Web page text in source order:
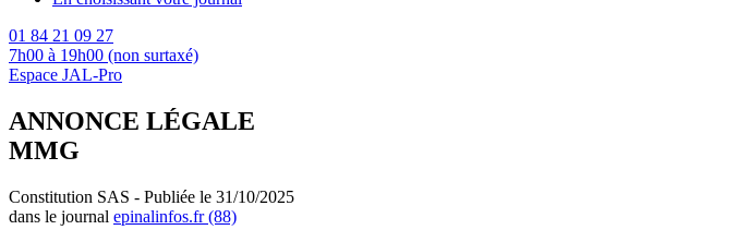
01 84 21 09 27
7h00 à 19h00 (non surtaxé)
Espace JAL-Pro
ANNONCE LÉGALE
MMG
Constitution SAS - Publiée le 31/10/2025
dans le journal epinalinfos.fr (88)